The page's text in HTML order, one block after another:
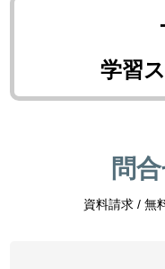
学習
問
資料請求 / 無